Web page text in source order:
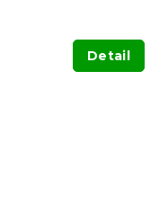
Detail